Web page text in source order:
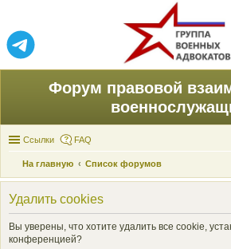
Форум правовой
Ссылки FAQ
На главную
Список форумов
Удалить cookies
Вы уверены, что хотите удалить все cookie,
конференцией?